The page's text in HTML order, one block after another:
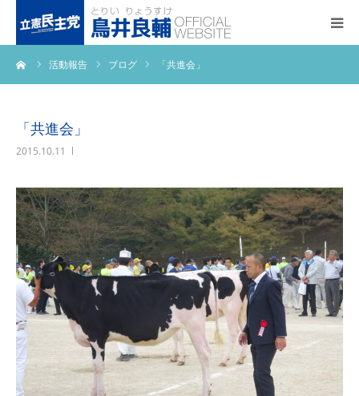
活動報告 ブログ 「共進会」
「共進会」
2015.10.11
トップページ
プロフィール
事務所アクセス
活動報告